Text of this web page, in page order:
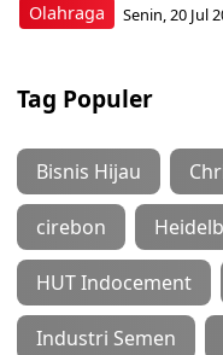
Olahraga Senin, 20 Jul
Tag Populer
Bisnis Hijau
cirebon
HUT Indocement
Industri Semen